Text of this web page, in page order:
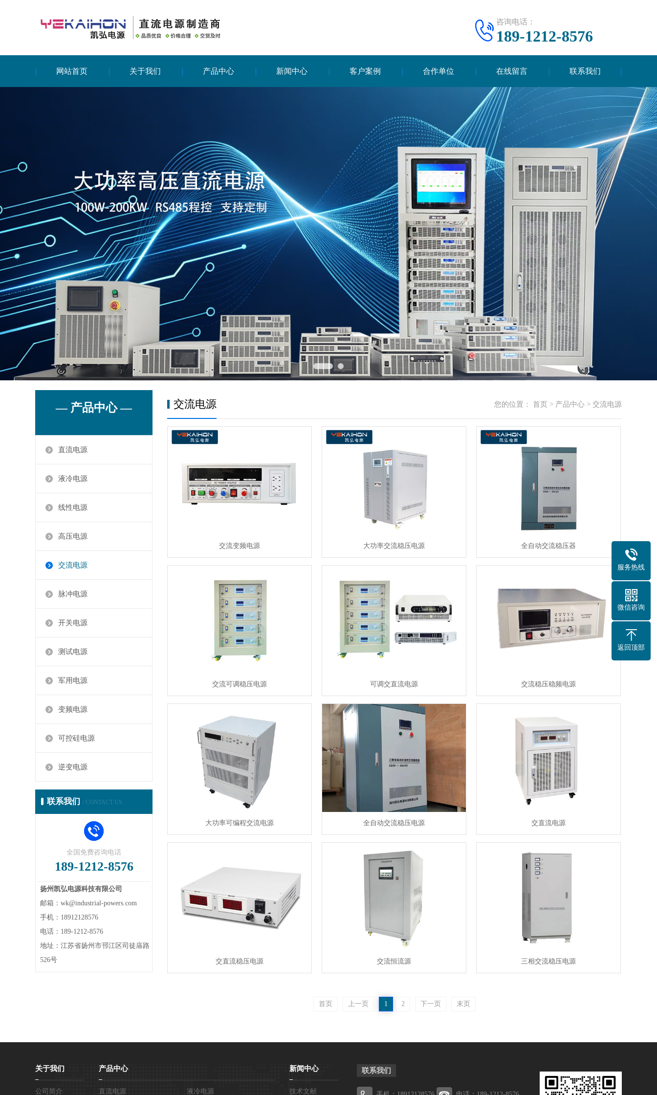
咨询电话：
189-1212-8576
网站首页 关于我们 产品中心 新闻中心 客户案例 合作单位 在线留言 联系我们
— 产品中心 —
直流电源
液冷电源
线性电源
高压电源
交流电源
脉冲电源
开关电源
测试电源
军用电源
变频电源
可控硅电源
逆变电源
联系我们 / CONTACT US
全国免费咨询电话
189-1212-8576
扬州凯弘电源科技有限公司
邮箱：wk@industrial-powers.com
手机：18912128576
电话：189-1212-8576
地址：江苏省扬州市邗江区司徒庙路
526号
您的位置： 首页 > 产品中心 > 交流电源
交流电源
交流变频电源 大功率交流稳压电源 全自动交流稳压器
交流可调稳压电源 可调交直流电源 交流稳压稳频电源
大功率可编程交流电源 全自动交流稳压电源 交直流电源
交直流稳压电源 交流恒流源 三相交流稳压电源
首页 上一页 1 2 下一页 末页
关于我们
公司简介
产品中心
直流电源 液冷电源
新闻中心
技术文献
联系我们
服务热线
微信咨询
返回顶部